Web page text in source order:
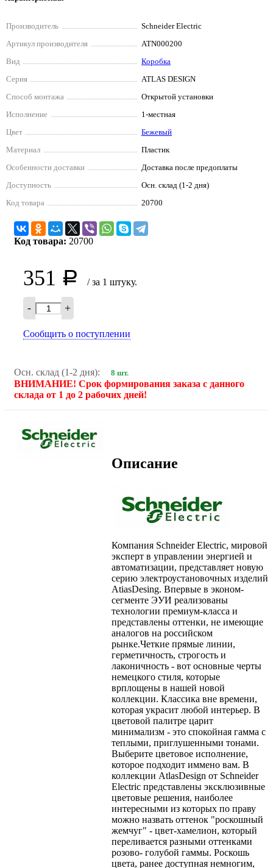
Производитель
Schneider Electriс
Артикул производителя
ATN000200
Вид
Коробка
Серия
ATLAS DESIGN
Способ монтажа
Открытой установки
Исполнение
1-местная
Цвет
Бежевый
Материал
Пластик
Особенности доставки
Доставка после предоплаты
Доступность
Осн. склад (1-2 дня)
Код товара
20700
Код товара: 20700
351 Р / за 1 штуку.
- +
Сообщить о поступлении
Осн. склад (1-2 дня): 8 шт.
ВНИМАНИЕ! Срок формирования заказа с данного
склада от 1 до 2 рабочих дней!
Описание
Компания Schneider Electric, мировой
эксперт в управлении энергией и
автоматизации, представляет новую
серию электроустановочных изделий
AtiasDesing. Впервые в эконом-
сегменте ЭУИ реализованы
технологии премиум-класса и
представлены оттенки, не имеющие
аналогов на российском
рынке.Четкие прямые линии,
герметичность, строгость и
лаконичность - вот основные черты
немецкого стиля, которые
врплощены в нашей новой
коллекции. Классика вне времени,
которая украсит любой интерьер. В
цветовой палитре царит
минимализм - это спокойная гамма с
теплыми, приглушенными тонами.
Выберите цветовое исполнение,
которое подходит иммено вам. В
коллекции AtlasDesign от Schneider
Electric представлены эксклюзивные
цветовые решения, наиболее
интересными из которых по праву
можно назвать оттенок "роскошный
жемчуг" - цвет-хамелион, который
переливается разными оттенками
розово- голубой гаммы. Роскошь
цвета, ранее доступная немногим,